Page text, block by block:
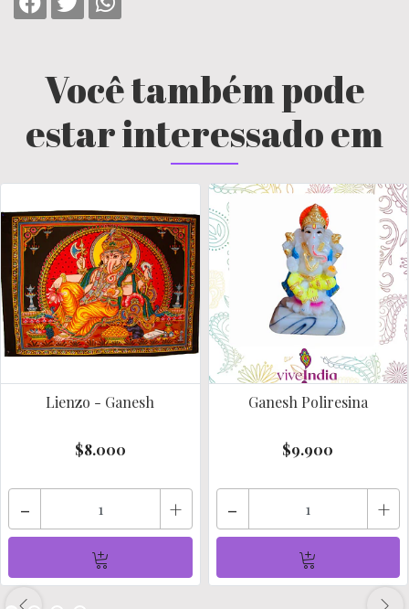
Você também pode
estar interessado em
Lienzo - Ganesh
$8.000
- +
Ganesh Poliresina
$9.900
- +